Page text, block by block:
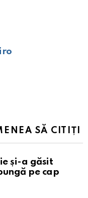
SĂ CITIȚI
și-a găsit
pe cap